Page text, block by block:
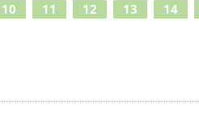
10 11 12 13 14